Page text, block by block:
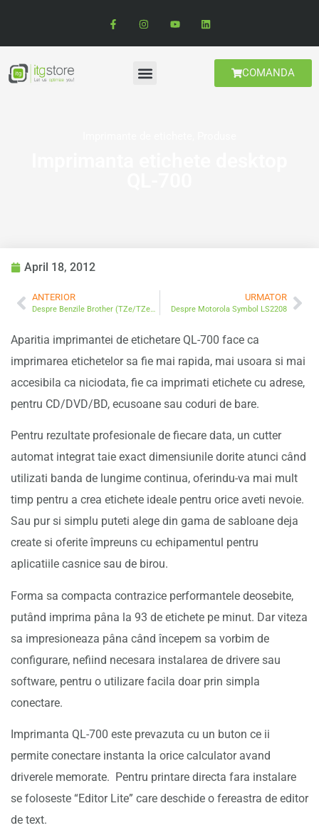
COMANDA
April 18, 2012
ANTERIOR
Despre Benzile Brother (TZe/TZeS/TX/TC/HG/MKG)
URMATOR
Despre Motorola Symbol LS2208
Aparitia imprimantei de etichetare QL-700 face ca
imprimarea etichetelor sa fie mai rapida, mai usoara si mai
accesibila ca niciodata, fie ca imprimati etichete cu adrese,
pentru CD/DVD/BD, ecusoane sau coduri de bare.
Pentru rezultate profesionale de fiecare data, un cutter
automat integrat taie exact dimensiunile dorite atunci când
utilizati banda de lungime continua, oferindu-va mai mult
timp pentru a crea etichete ideale pentru orice aveti nevoie.
Sau pur si simplu puteti alege din gama de sabloane deja
create si oferite împreuns cu echipamentul pentru
aplicatiile casnice sau de birou.
Forma sa compacta contrazice performantele deosebite,
putând imprima pâna la 93 de etichete pe minut. Dar viteza
sa impresioneaza pâna când începem sa vorbim de
configurare, nefiind necesara instalarea de drivere sau
software, pentru o utilizare facila doar prin simpla
conectare.
Imprimanta QL-700 este prevazuta cu un buton ce ii
permite conectare instanta la orice calculator avand
driverele memorate. Pentru printare directa fara instalare
se foloseste “Editor Lite” care deschide o fereastra de editor
de text.